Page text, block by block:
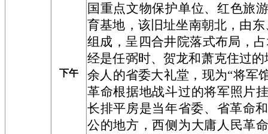
下午
国重点文物保护单位、红色旅
育基地，该旧址坐南朝北，由
组成，呈四合井院落式布局，
经是任弼时、贺龙和萧克住过
余人的省委大礼堂，现为“将军
革命根据地战斗过的将军照片
长排平房是当年省委、省革命
公的地方，西侧为大庸人民革